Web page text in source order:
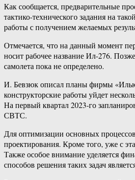
Как сообщается, предварительные
тактико-технического задания на
работы с получением желаемых
Отмечается, что на данный момент
носит рабочее название Ил-276.
самолета пока не определено.
И. Бевзюк описал планы фирмы
конструкторские работы уйдет
На первый квартал 2023-го
СВТС.
Для оптимизации основных
проектирования. Кроме того, уже с
Также особое внимание уделяется
способов решения таких задач